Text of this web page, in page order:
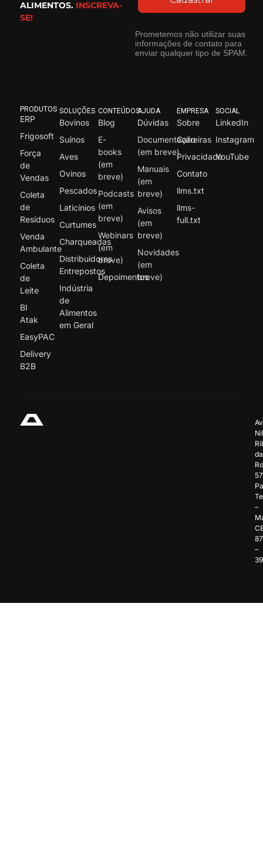
ALIMENTOS. INSCREVA-
SE!
Prometemos não utilizar suas
informações de contato para
enviar qualquer tipo de SPAM.
PRODUTOS
ERP
Frigosoft
Força
de
Vendas
Coleta
de
Resíduos
Venda
Ambulante
Coleta
de
Leite
BI
Atak
EasyPAC
Delivery
B2B
SOLUÇÕES
Bovinos
Suínos
Aves
Ovinos
Pescados
Laticínios
Curtumes
Charqueadas
Distribuidores
Entrepostos
Indústria
de
Alimentos
em Geral
CONTEÚDOS
Blog
E-
books
(em
breve)
Podcasts
(em
breve)
Webinars
(em
breve)
Depoimentos
AJUDA
Dúvidas
Documentação
(em breve)
Manuais
(em
breve)
Avisos
(em
breve)
Novidades
(em
breve)
EMPRESA
Sobre
Carreiras
Privacidade
Contato
llms.txt
llms-
full.txt
SOCIAL
LinkedIn
Instagram
YouTube
da
–
–